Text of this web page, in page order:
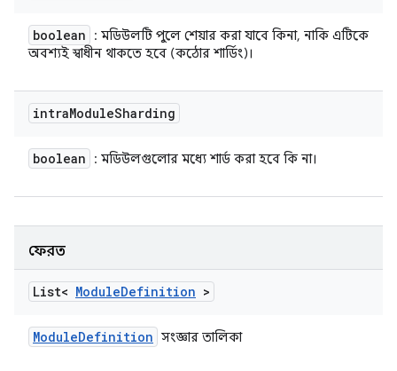
boolean
: মডিউলটি পুলে শেয়ার করা যাবে কিনা, নাকি এটিকে
অবশ্যই স্বাধীন থাকতে হবে (কঠোর শার্ডিং)।
intraModuleSharding
boolean : মডিউলগুলোর মধ্যে শার্ড করা হবে কি না।
ফেরত
List< ModuleDefinition >
ModuleDefinition সংজ্ঞার তালিকা